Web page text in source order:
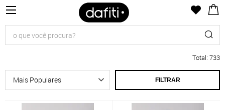
Total: 733
FILTRAR